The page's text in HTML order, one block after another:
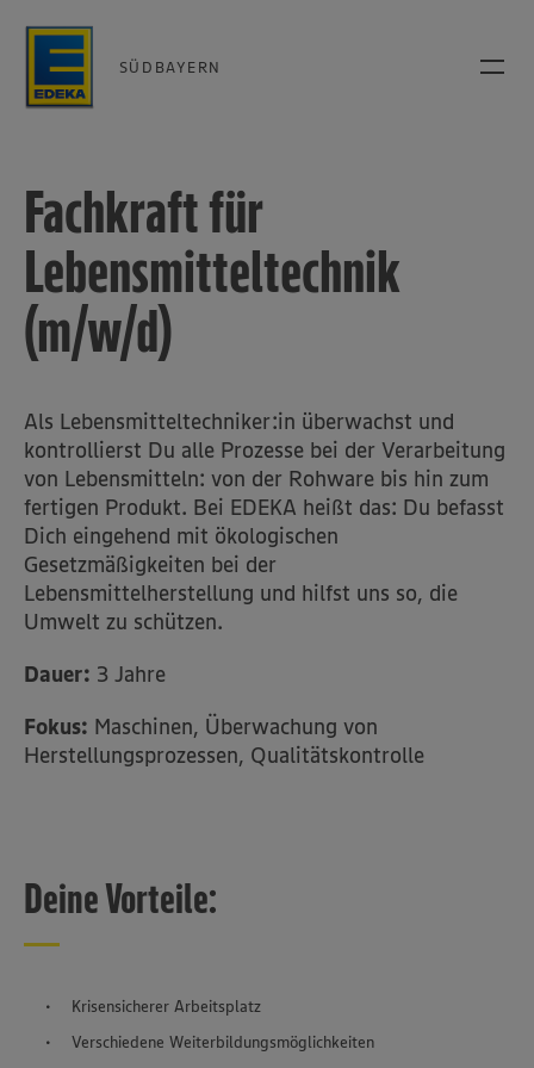
SÜDBAYERN
Fachkraft für
Lebensmitteltechnik
(m/w/d)
Als Lebensmitteltechniker:in überwachst und
kontrollierst Du alle Prozesse bei der Verarbeitung
von Lebensmitteln: von der Rohware bis hin zum
fertigen Produkt. Bei EDEKA heißt das: Du befasst
Dich eingehend mit ökologischen
Gesetzmäßigkeiten bei der
Lebensmittelherstellung und hilfst uns so, die
Umwelt zu schützen.
Dauer: 3 Jahre
Fokus: Maschinen, Überwachung von
Herstellungsprozessen, Qualitätskontrolle
Deine Vorteile:
Krisensicherer Arbeitsplatz
Verschiedene Weiterbildungsmöglichkeiten